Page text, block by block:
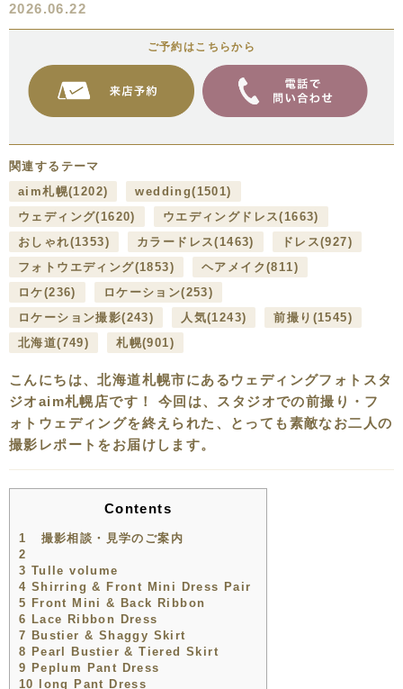
2026.06.22
ご予約はこちらから
関連するテーマ
aim札幌(1202) wedding(1501)
ウェディング(1620) ウエディングドレス(1663)
おしゃれ(1353) カラードレス(1463) ドレス(927)
フォトウエディング(1853) ヘアメイク(811)
ロケ(236) ロケーション(253)
ロケーション撮影(243) 人気(1243) 前撮り (1545)
北海道(749) 札幌(901)
こんにちは、北海道札幌市にあるウェディングフォトスタ
ジオaim札幌店です！ 今回は、スタジオでの前撮り・フ
ォトウェディングを終えられた、とっても素敵なお二人の
撮影レポートをお届けします。
Contents
1 撮影相談・見学のご案内
2
3 Tulle volume
4 Shirring & Front Mini Dress Pair
5 Front Mini & Back Ribbon
6 Lace Ribbon Dress
7 Bustier & Shaggy Skirt
8 Pearl Bustier & Tiered Skirt
9 Peplum Pant Dress
10
long Pant Dress